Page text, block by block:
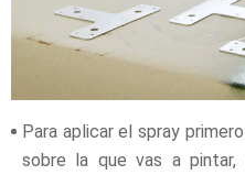
Para aplicar el spray
sobre la que vas a